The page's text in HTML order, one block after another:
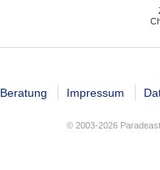
Beratung
Impressum
© 2003-2026